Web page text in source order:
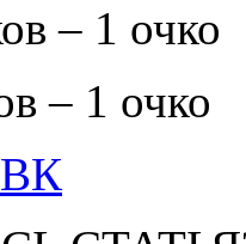
– 1 очко
– 1 очко
ВК